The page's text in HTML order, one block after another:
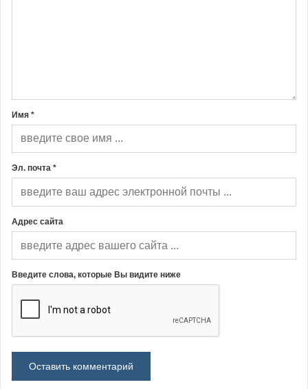
Имя *
Эл. почта *
Адрес сайта
Введите слова, которые Вы видите ниже